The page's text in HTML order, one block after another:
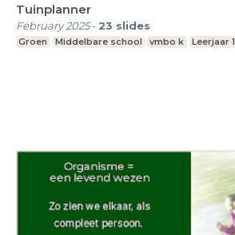
Tuinplanner
February 2025- 23 slides
Groen Middelbare school vmbo k Leerjaar 1